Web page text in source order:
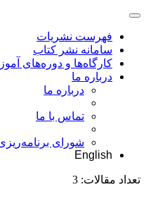
فهرست نشریات
سامانه نشر کتاب
کارگاه‌ها و دوره‌های
درباره ما
درباره ما
تماس با ما
شورای
English
تعداد مقالات: 3